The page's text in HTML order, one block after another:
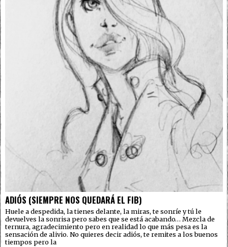
ADIÓS (SIEMPRE NOS QUEDARÁ EL FIB)
Huele a despedida, la tienes delante, la miras, te sonríe y tú le
devuelves la sonrisa pero sabes que se está acabando… Mezcla de
ternura, agradecimiento pero en realidad lo que más pesa es la
sensación de alivio. No quieres decir adiós, te remites a los buenos
tiempos pero la